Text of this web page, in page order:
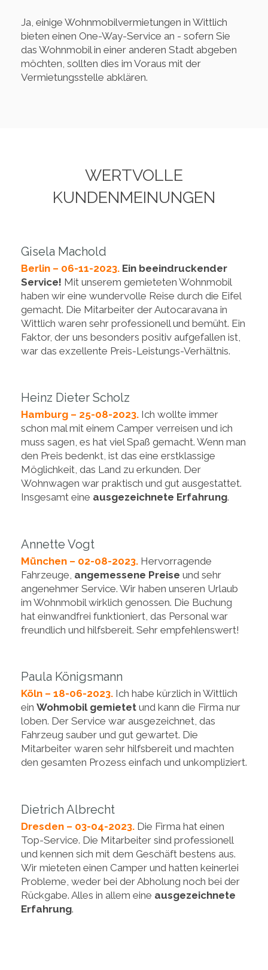
Ja, einige Wohnmobilvermietungen in Wittlich
bieten einen One-Way-Service an - sofern Sie
das Wohnmobil in einer anderen Stadt abgeben
möchten, sollten dies im Voraus mit der
Vermietungsstelle abklären.
WERTVOLLE
KUNDENMEINUNGEN
Gisela Machold
Berlin – 06-11-2023. Ein beeindruckender
Service! Mit unserem gemieteten Wohnmobil
haben wir eine wundervolle Reise durch die Eifel
gemacht. Die Mitarbeiter der Autocaravana in
Wittlich waren sehr professionell und bemüht. Ein
Faktor, der uns besonders positiv aufgefallen ist,
war das exzellente Preis-Leistungs-Verhältnis.
Heinz Dieter Scholz
Hamburg – 25-08-2023. Ich wollte immer
schon mal mit einem Camper verreisen und ich
muss sagen, es hat viel Spaß gemacht. Wenn man
den Preis bedenkt, ist das eine erstklassige
Möglichkeit, das Land zu erkunden. Der
Wohnwagen war praktisch und gut ausgestattet.
Insgesamt eine ausgezeichnete Erfahrung.
Annette Vogt
München – 02-08-2023. Hervorragende
Fahrzeuge, angemessene Preise und sehr
angenehmer Service. Wir haben unseren Urlaub
im Wohnmobil wirklich genossen. Die Buchung
hat einwandfrei funktioniert, das Personal war
freundlich und hilfsbereit. Sehr empfehlenswert!
Paula Königsmann
Köln – 18-06-2023. Ich habe kürzlich in Wittlich
ein Wohmobil gemietet und kann die Firma nur
loben. Der Service war ausgezeichnet, das
Fahrzeug sauber und gut gewartet. Die
Mitarbeiter waren sehr hilfsbereit und machten
den gesamten Prozess einfach und unkompliziert.
Dietrich Albrecht
Dresden – 03-04-2023. Die Firma hat einen
Top-Service. Die Mitarbeiter sind professionell
und kennen sich mit dem Geschäft bestens aus.
Wir mieteten einen Camper und hatten keinerlei
Probleme, weder bei der Abholung noch bei der
Rückgabe. Alles in allem eine ausgezeichnete
Erfahrung.